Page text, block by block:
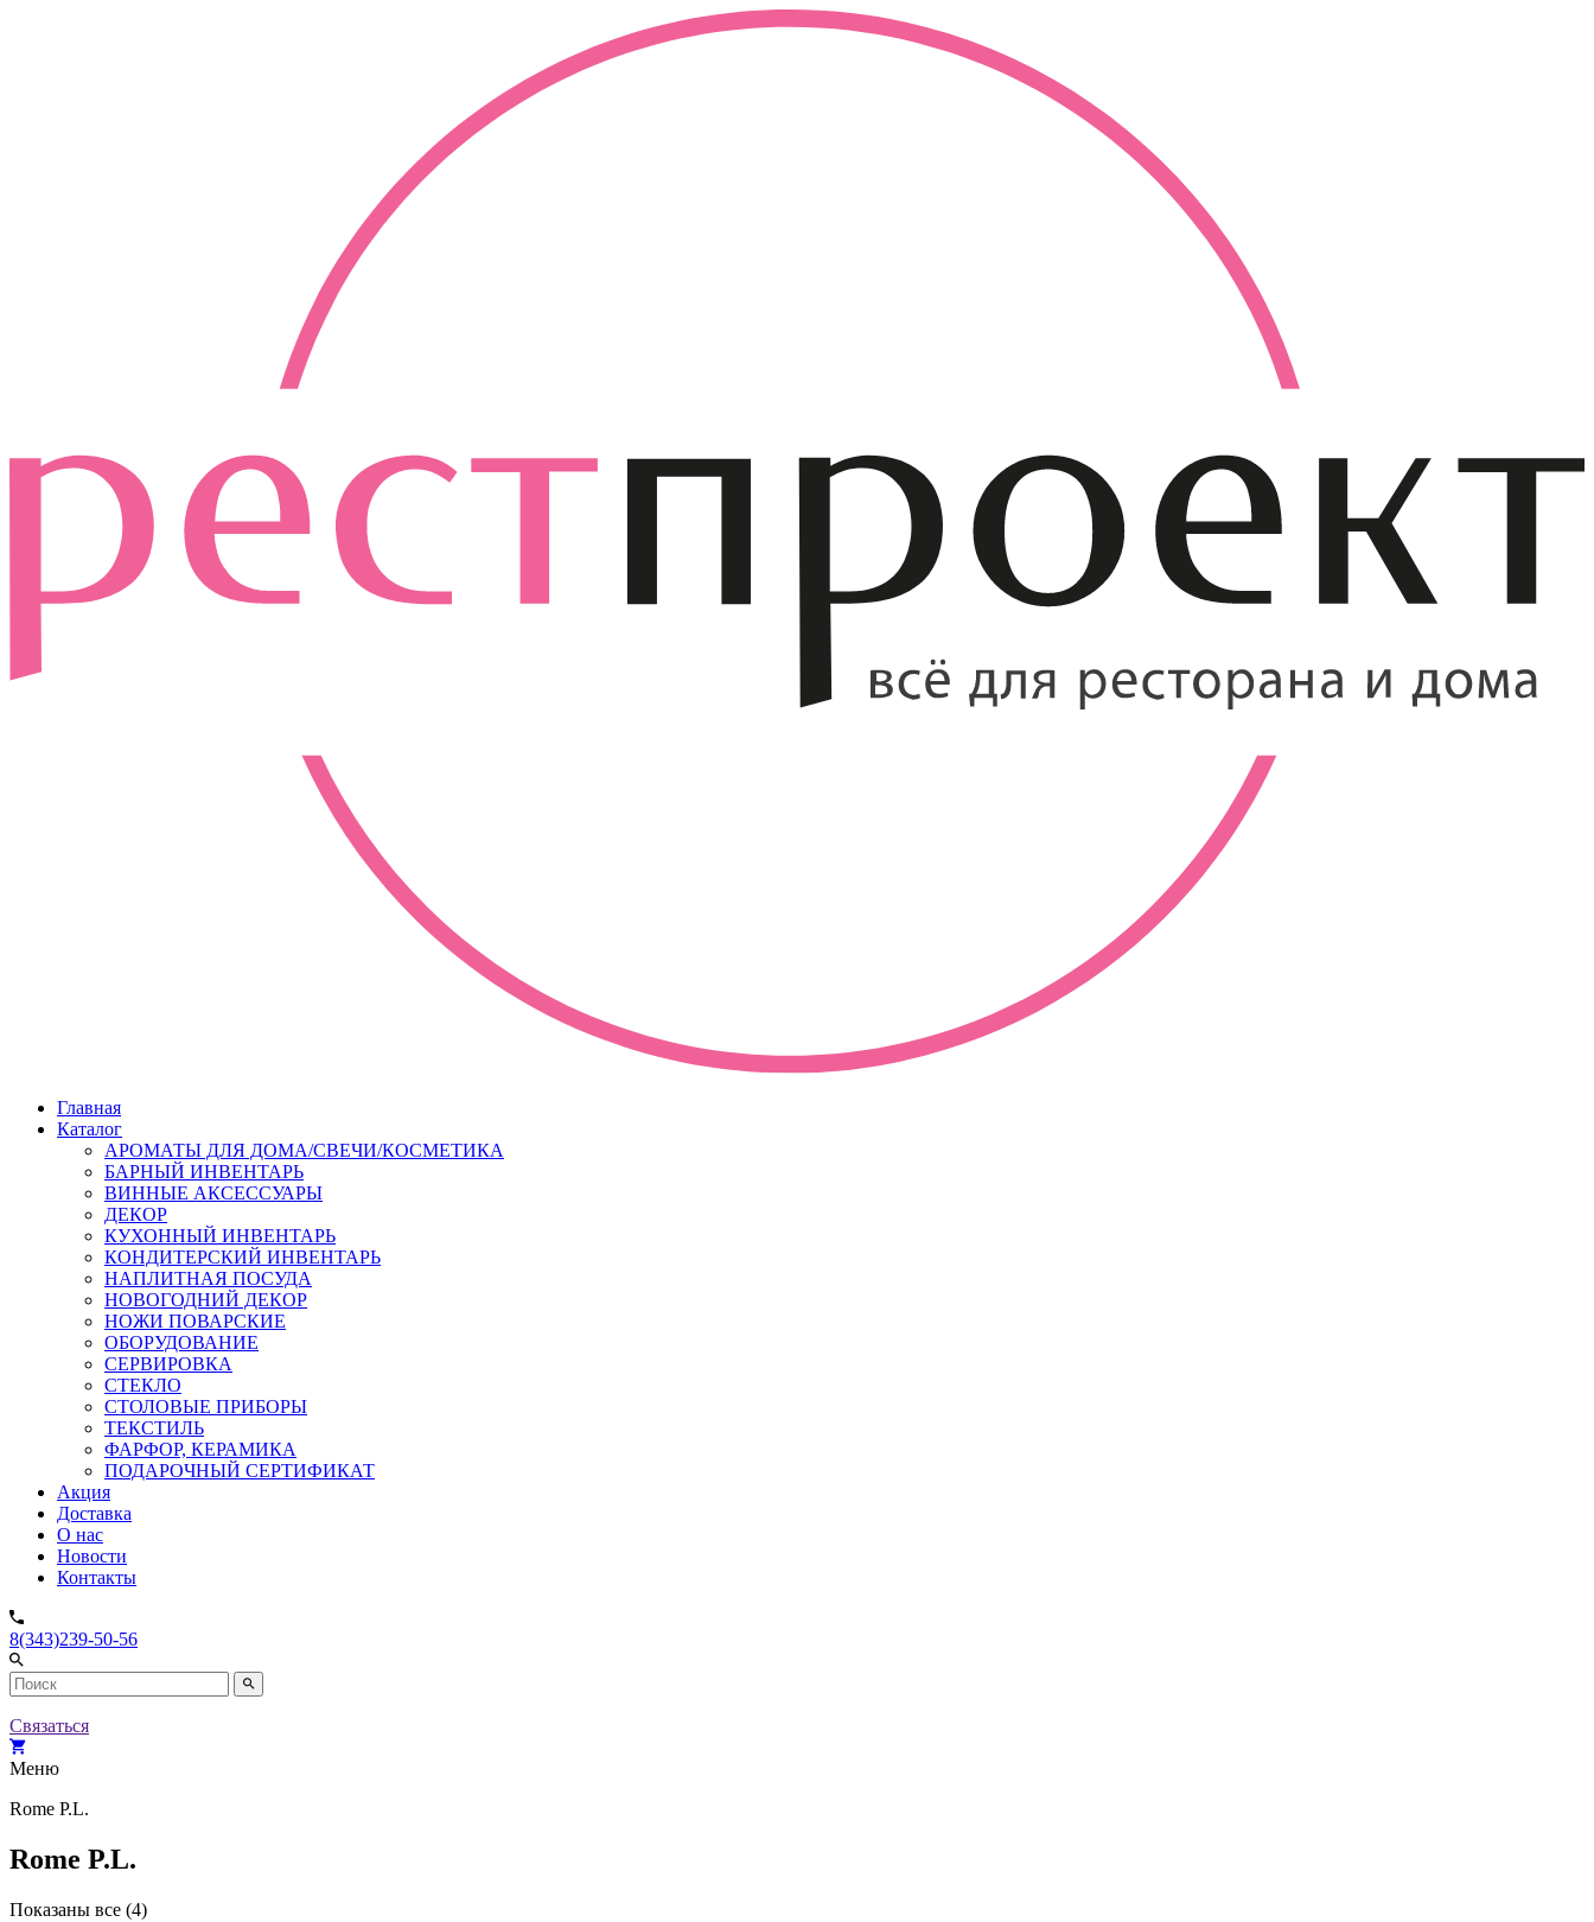
Главная
Каталог
АРОМАТЫ ДЛЯ ДОМА/СВЕЧИ/КОСМЕТИКА
БАРНЫЙ ИНВЕНТАРЬ
ВИННЫЕ АКСЕССУАРЫ
ДЕКОР
КУХОННЫЙ ИНВЕНТАРЬ
КОНДИТЕРСКИЙ ИНВЕНТАРЬ
НАПЛИТНАЯ ПОСУДА
НОВОГОДНИЙ ДЕКОР
НОЖИ ПОВАРСКИЕ
ОБОРУДОВАНИЕ
СЕРВИРОВКА
СТЕКЛО
СТОЛОВЫЕ ПРИБОРЫ
ТЕКСТИЛЬ
ФАРФОР, КЕРАМИКА
ПОДАРОЧНЫЙ СЕРТИФИКАТ
Акция
Доставка
О нас
Новости
Контакты
8(343)239-50-56
Связаться
Меню
Rome P.L.
Rome P.L.
Показаны все (4)